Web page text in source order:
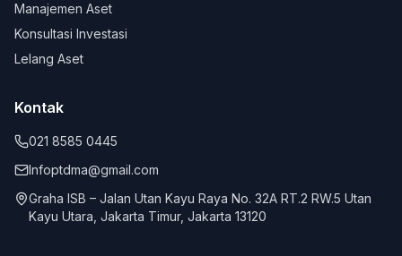
Manajemen Aset
Konsultasi Investasi
Lelang Aset
Kontak
021 8585 0445
Infoptdma@gmail.com
Graha ISB – Jalan Utan Kayu Raya No. 32A RT.2 RW.5 Utan
Kayu Utara, Jakarta Timur, Jakarta 13120